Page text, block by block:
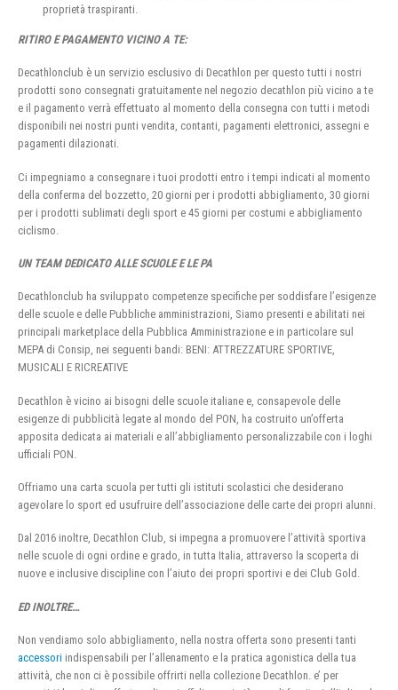
proprietà traspiranti.
RITIRO E PAGAMENTO VICINO A TE:
Decathlonclub è un servizio esclusivo di Decathlon per questo tutti i nostri
prodotti sono consegnati gratuitamente nel negozio decathlon più vicino a te
e il pagamento verrà effettuato al momento della consegna con tutti i metodi
disponibili nei nostri punti vendita, contanti, pagamenti elettronici, assegni e
pagamenti dilazionati.
Ci impegniamo a consegnare i tuoi prodotti entro i tempi indicati al momento
della conferma del bozzetto, 20 giorni per i prodotti abbigliamento, 30 giorni
per i prodotti sublimati degli sport e 45 giorni per costumi e abbigliamento
ciclismo.
UN TEAM DEDICATO ALLE SCUOLE E LE PA
Decathlonclub ha sviluppato competenze specifiche per soddisfare l’esigenze
delle scuole e delle Pubbliche amministrazioni, Siamo presenti e abilitati nei
principali marketplace della Pubblica Amministrazione e in particolare sul
MEPA di Consip, nei seguenti bandi: BENI: ATTREZZATURE SPORTIVE,
MUSICALI E RICREATIVE
Decathlon è vicino ai bisogni delle scuole italiane e, consapevole delle
esigenze di pubblicità legate al mondo del PON, ha costruito un’offerta
apposita dedicata ai materiali e all’abbigliamento personalizzabile con i loghi
ufficiali PON.
Offriamo una carta scuola per tutti gli istituti scolastici che desiderano
agevolare lo sport ed usufruire dell’associazione delle carte dei propri alunni.
Dal 2016 inoltre, Decathlon Club, si impegna a promuovere l’attività sportiva
nelle scuole di ogni ordine e grado, in tutta Italia, attraverso la scoperta di
nuove e inclusive discipline con l’aiuto dei propri sportivi e dei Club Gold.
ED INOLTRE…
Non vendiamo solo abbigliamento, nella nostra offerta sono presenti tanti
accessori indispensabili per l’allenamento e la pratica agonistica della tua
attività, che non ci è possibile offrirti nella collezione Decathlon. e’ per